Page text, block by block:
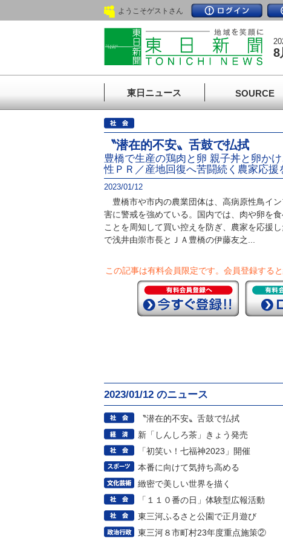
ようこそゲストさん
8
東日ニュース SOURCE
〝潜在的不安〟舌鼓で払拭
豊橋で生産の鶏肉と卵 親子丼と卵か
性ＰＲ／産地回復へ苦闘続く農家応援
2023/01/12
豊橋市や市内の農業団体は、高病原性鳥イ
害に警戒を強めている。国内では、肉や卵を
ことを周知して買い控えを防ぎ、農家を応援
で浅井由崇市長とＪＡ豊橋の伊藤友之...
この記事は有料会員限定です。 会員登録する
2023/01/12 のニュース
〝潜在的不安〟舌鼓で払拭
新「しんしろ茶」きょう発売
「初笑い！七福神2023」開催
本番に向けて気持ち高める
緻密で美しい世界を描く
「１１０番の日」体験型広報活動
東三河ふるさと公園で正月遊び
東三河８市町村23年度重点施策②